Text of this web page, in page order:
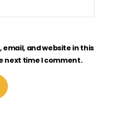
email, and website in this
next time I comment.